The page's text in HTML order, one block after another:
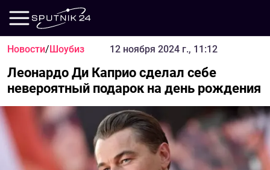
Новости/Шоубиз 12 ноября 2024 г., 11:12
Леонардо Ди Каприо сделал себе
невероятный подарок на день рождения